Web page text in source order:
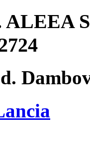
ALEEA